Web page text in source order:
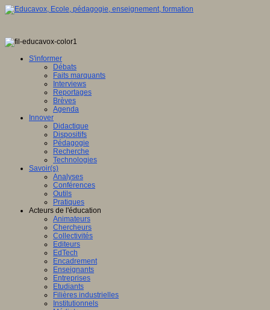
S'informer
Débats
Faits marquants
Interviews
Reportages
Brèves
Agenda
Innover
Didactique
Dispositifs
Pédagogie
Recherche
Technologies
Savoir(s)
Analyses
Conférences
Outils
Pratiques
Acteurs de l'éducation
Animateurs
Chercheurs
Collectivités
Editeurs
EdTech
Encadrement
Enseignants
Entreprises
Etudiants
Filières industrielles
Institutionnels